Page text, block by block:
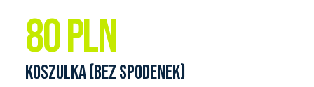
80 PLN
KOSZULKA (BEZ SPODENEK)